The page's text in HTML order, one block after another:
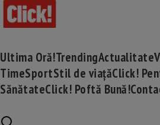
Ultima Oră!TrendingActualitate
TimeSportStil de viațăClick!
SănătateClick! Poftă Bună!